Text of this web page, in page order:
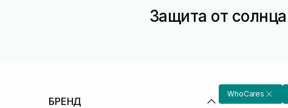
Защита от
БРЕНД
WhoCares